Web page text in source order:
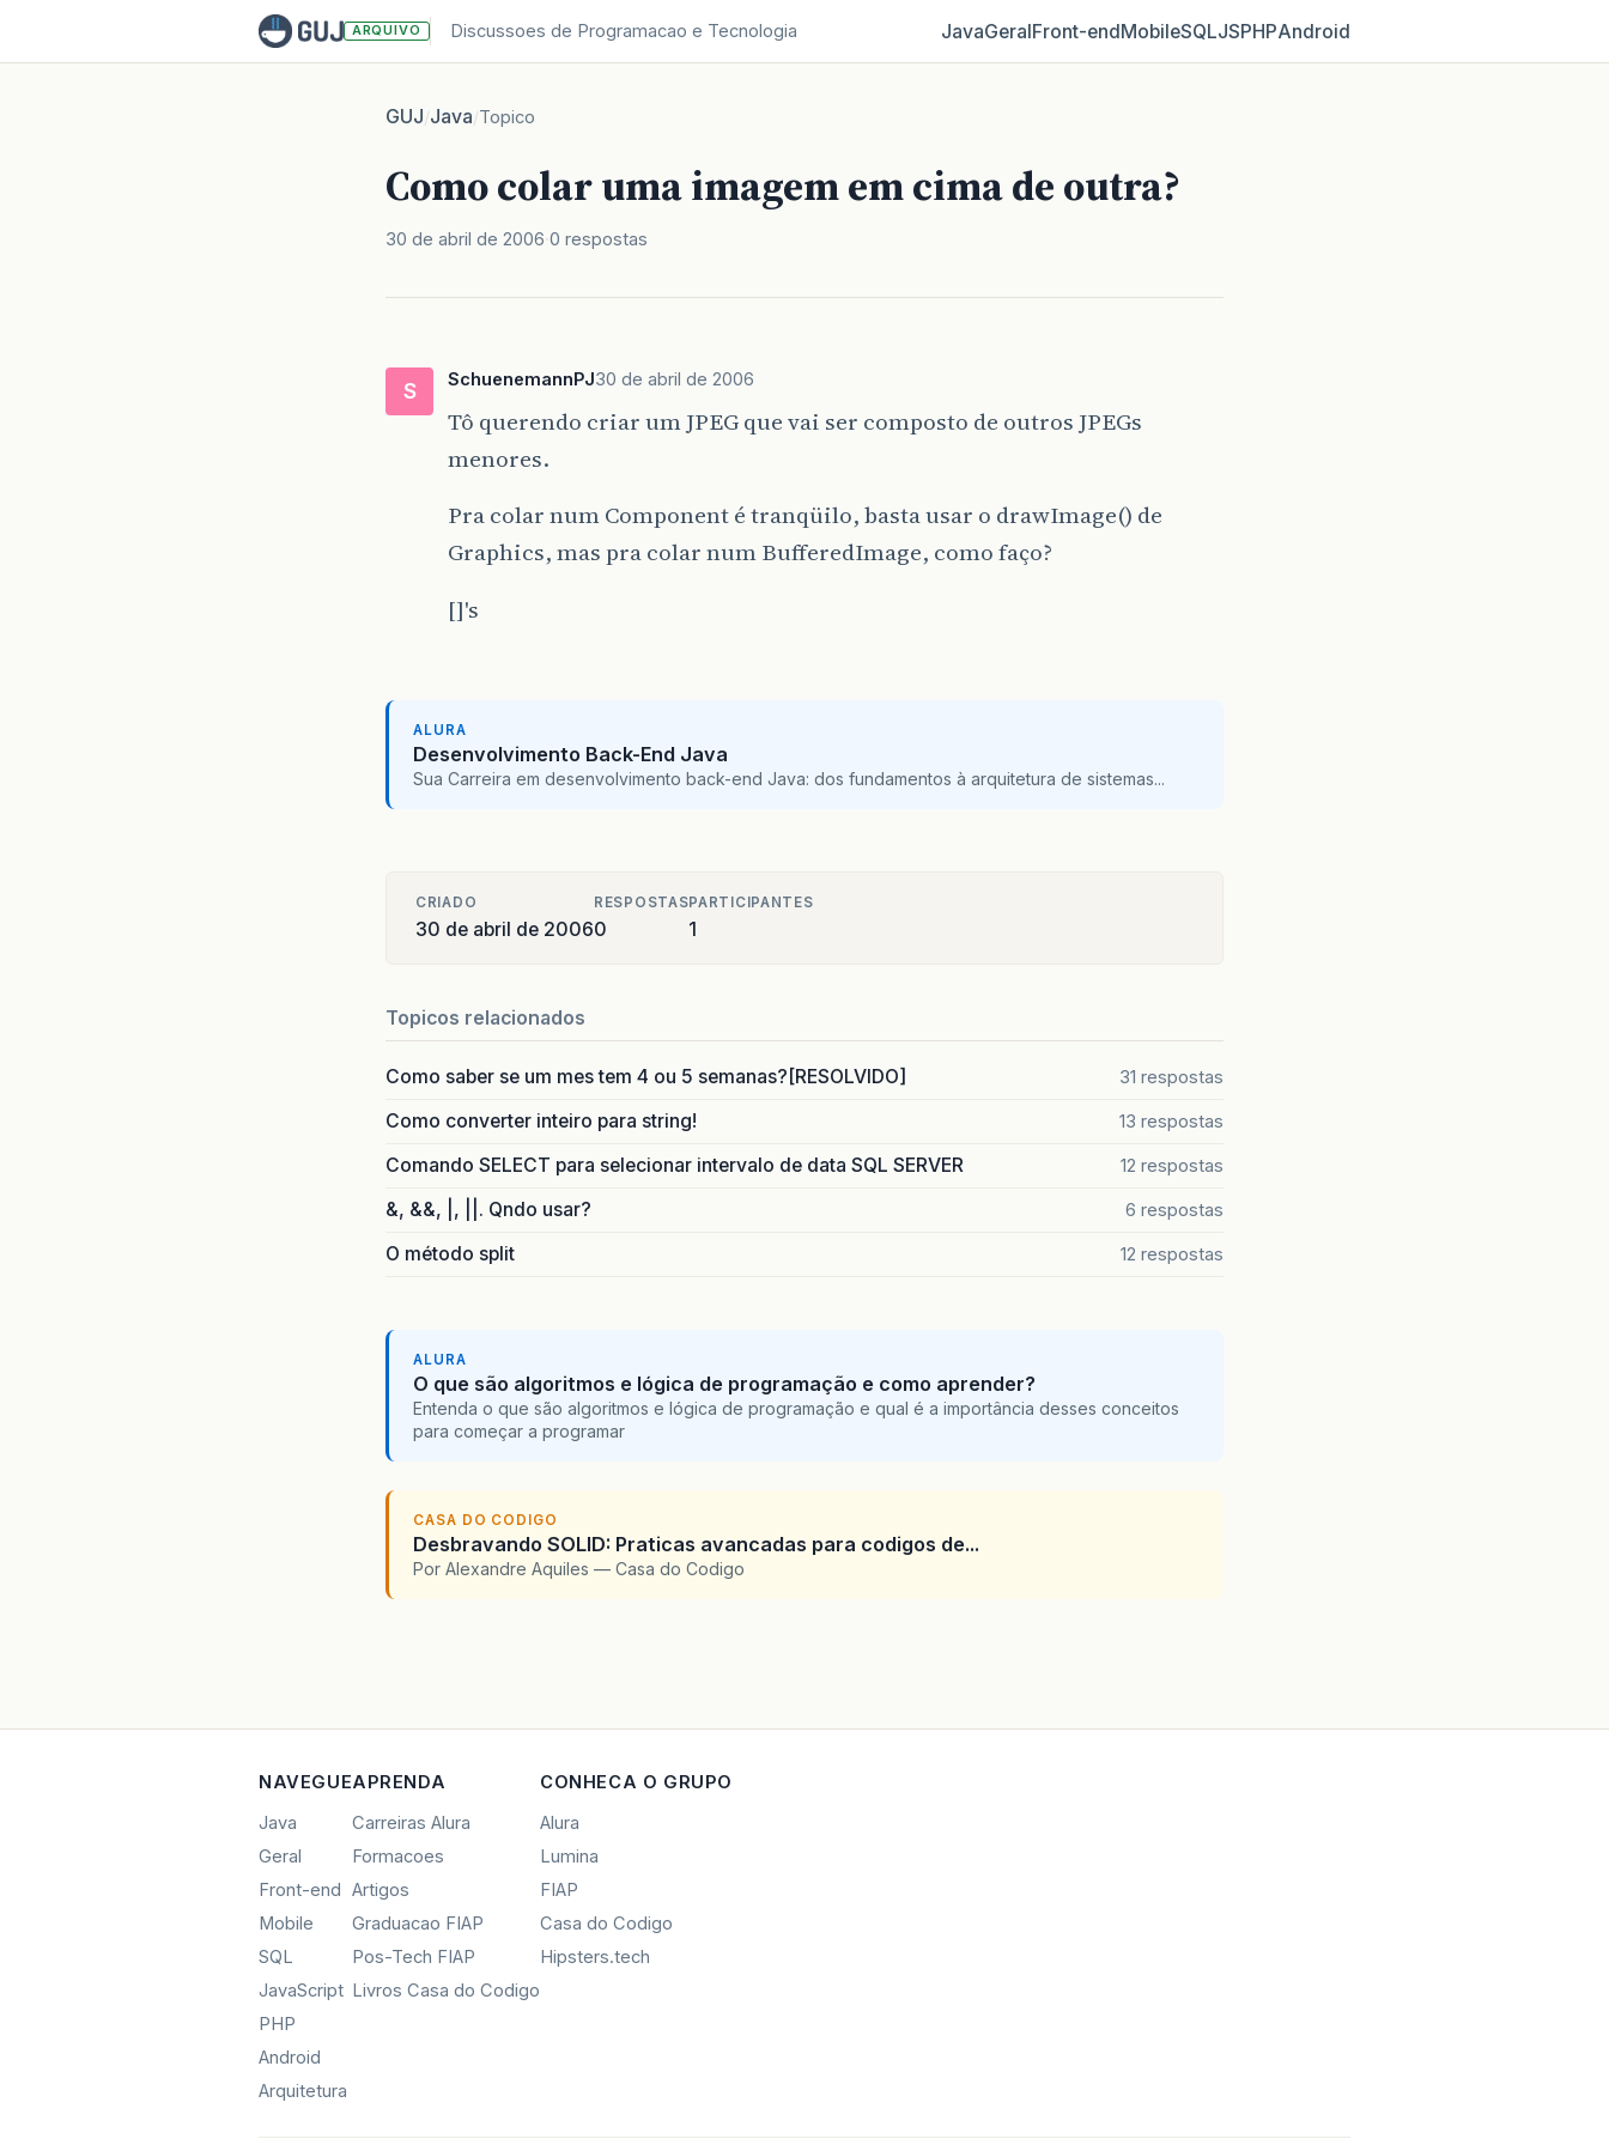
ARQUIVO Discussoes de Programacao e Tecnologia JavaGeralFront‑endMobileSQLJSPHPAndroid
GUJ/Java/Topico
Como colar uma imagem em cima de outra?
30 de abril de 2006 0 respostas
S SchuenemannPJ30 de abril de 2006
Tô querendo criar um JPEG que vai ser composto de outros JPEGs
menores.
Pra colar num Component é tranqüilo, basta usar o drawImage() de
Graphics, mas pra colar num BufferedImage, como faço?
[]'s
ALURA
Desenvolvimento Back-End Java
Sua Carreira em desenvolvimento back-end Java: dos fundamentos à arquitetura de sistemas...
CRIADO
30 de abril de 2006
RESPOSTAS
0
PARTICIPANTES
1
Topicos relacionados
Como saber se um mes tem 4 ou 5 semanas?[RESOLVIDO] 31 respostas
Como converter inteiro para string! 13 respostas
Comando SELECT para selecionar intervalo de data SQL SERVER 12 respostas
&, &&, |, ||. Qndo usar? 6 respostas
O método split 12 respostas
ALURA
O que são algoritmos e lógica de programação e como aprender?
Entenda o que são algoritmos e lógica de programação e qual é a importância desses conceitos
para começar a programar
CASA DO CODIGO
Desbravando SOLID: Praticas avancadas para codigos de...
Por Alexandre Aquiles — Casa do Codigo
NAVEGUE
Java
Geral
Front-end
Mobile
SQL
JavaScript
PHP
Android
Arquitetura
APRENDA
Carreiras Alura
Formacoes
Artigos
Graduacao FIAP
Pos-Tech FIAP
Livros Casa do Codigo
CONHECA O GRUPO
Alura
Lumina
FIAP
Casa do Codigo
Hipsters.tech